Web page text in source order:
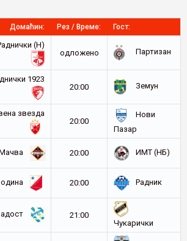
Домаћин: Рез / Време: Гост:
(Н)
oдложено
Партизан
1923
20:00
Земун
звезда
20:00
Нови
Пазар
20:00 ИМТ (НБ)
20:00 Радник
21:00
Чукарички